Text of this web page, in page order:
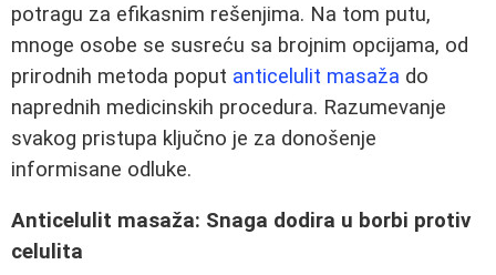
potragu za efikasnim rešenjima. Na tom putu,
mnoge osobe se susreću sa brojnim opcijama, od
prirodnih metoda poput anticelulit masaža do
naprednih medicinskih procedura. Razumevanje
svakog pristupa ključno je za donošenje
informisane odluke.
Anticelulit masaža: Snaga dodira u borbi protiv
celulita